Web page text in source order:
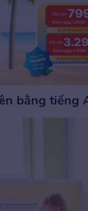
bằng tiếng